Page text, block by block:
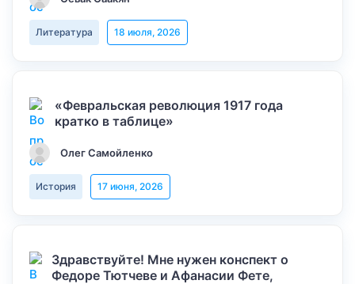
Литература 18 июля, 2026
«Февральская революция 1917 года
кратко в таблице»
Олег Самойленко
История 17 июня, 2026
Здравствуйте! Мне нужен конспект о
Федоре Тютчеве и Афанасии Фете,